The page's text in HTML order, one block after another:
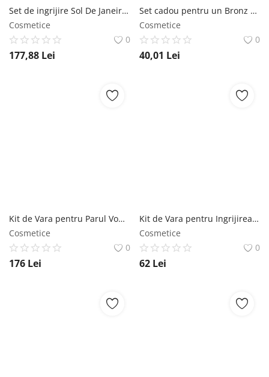
Set de ingrijire Sol De Janeiro, Delicia Drench Jet, 3 bucati, unt de corp 50 ml, spray 30 ml, gel dus 90 ml Sol de Janeiro
Cosmetice
0
177,88 Lei
Set cadou pentru un Bronz Perfect ( Spuma autobronzanta Cappucino, 150ml + Gel facial autobronzant Caramel, 75ml ) Lirene
Cosmetice
0
40,01 Lei
Kit de Vara pentru Parul Vopsit - Subrina Professional Glow-Plex Summer Pack, 1 set Subrina
Cosmetice
0
176 Lei
Kit de Vara pentru Ingrijirea Pielii - Subrina Professional Frosted Flowers Summer Pack, 1 set Subrina
Cosmetice
0
62 Lei